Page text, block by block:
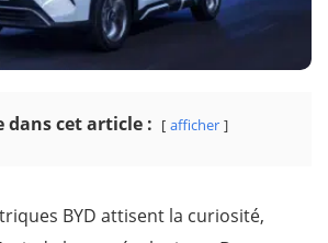
dans cet article : afficher
BYD attisent la curiosité,